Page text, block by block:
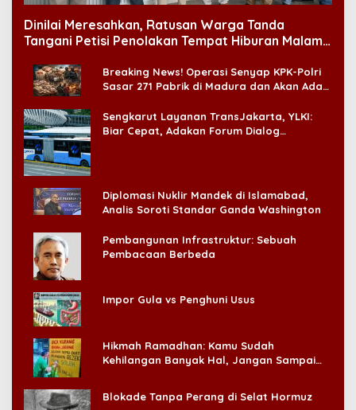
Dinilai Meresahkan, Ratusan Warga Tanda
Tangani Petisi Penolakan Tempat Hiburan Malam
Breaking News! Operasi Senyap KPK-Polri
Sasar 271 Pabrik di Madura dan Akan Ada
Sengkarut Layanan TransJakarta, YLKI:
Biar Cepat, Adakan Forum Dialog
Diplomasi Nuklir Mandek di Islamabad,
Analis Soroti Standar Ganda Washington
Pembangunan Infrastruktur: Sebuah
Pembacaan Berbeda
Impor Gula vs Penghuni Usus
Hikmah Ramadhan: Kamu Sudah
Kehilangan Banyak Hal, Jangan Sampai
Blokade Tanpa Perang di Selat Hormuz